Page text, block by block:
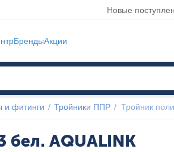
Новые
БрендыАкции
и фитинги / Тройники ППР / Тройник
AQUALINK